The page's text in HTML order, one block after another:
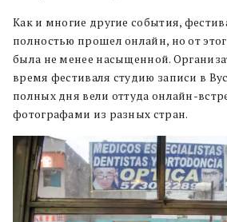
Как и многие другие события,
полностью прошел онлайн, но от
была не менее насыщенной.
время фестиваля студию записи в
полных дня вели оттуда онлайн-
фотографами из разных стран.